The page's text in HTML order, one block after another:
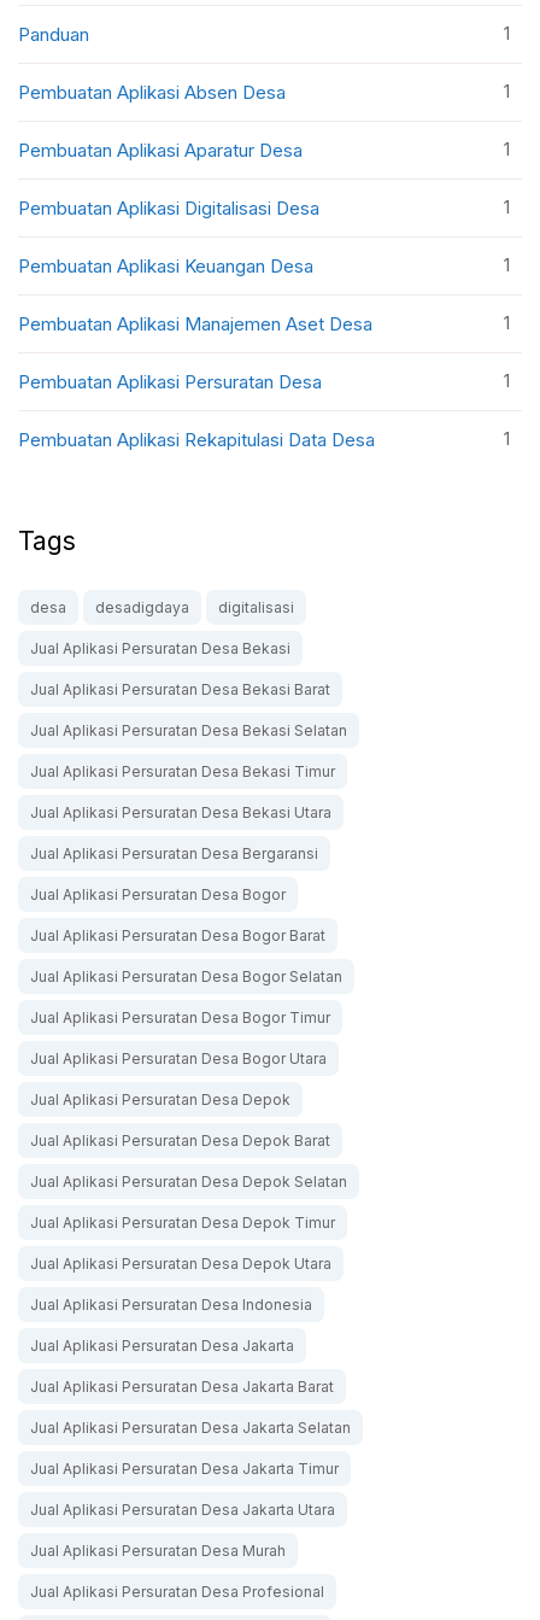
Panduan 1
Pembuatan Aplikasi Absen Desa 1
Pembuatan Aplikasi Aparatur Desa 1
Pembuatan Aplikasi Digitalisasi Desa 1
Pembuatan Aplikasi Keuangan Desa 1
Pembuatan Aplikasi Manajemen Aset Desa 1
Pembuatan Aplikasi Persuratan Desa 1
Pembuatan Aplikasi Rekapitulasi Data Desa 1
Tags
desa desadigdaya digitalisasi
Jual Aplikasi Persuratan Desa Bekasi
Jual Aplikasi Persuratan Desa Bekasi Barat
Jual Aplikasi Persuratan Desa Bekasi Selatan
Jual Aplikasi Persuratan Desa Bekasi Timur
Jual Aplikasi Persuratan Desa Bekasi Utara
Jual Aplikasi Persuratan Desa Bergaransi
Jual Aplikasi Persuratan Desa Bogor
Jual Aplikasi Persuratan Desa Bogor Barat
Jual Aplikasi Persuratan Desa Bogor Selatan
Jual Aplikasi Persuratan Desa Bogor Timur
Jual Aplikasi Persuratan Desa Bogor Utara
Jual Aplikasi Persuratan Desa Depok
Jual Aplikasi Persuratan Desa Depok Barat
Jual Aplikasi Persuratan Desa Depok Selatan
Jual Aplikasi Persuratan Desa Depok Timur
Jual Aplikasi Persuratan Desa Depok Utara
Jual Aplikasi Persuratan Desa Indonesia
Jual Aplikasi Persuratan Desa Jakarta
Jual Aplikasi Persuratan Desa Jakarta Barat
Jual Aplikasi Persuratan Desa Jakarta Selatan
Jual Aplikasi Persuratan Desa Jakarta Timur
Jual Aplikasi Persuratan Desa Jakarta Utara
Jual Aplikasi Persuratan Desa Murah
Jual Aplikasi Persuratan Desa Profesional